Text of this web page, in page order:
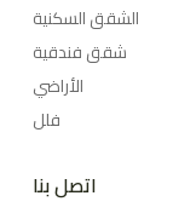
الشقق السكنية
شقق فندقية
الأراضي
فلل
اتصل بنا